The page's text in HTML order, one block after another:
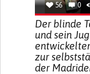
56 0
Der blinde
und sein
zur
der